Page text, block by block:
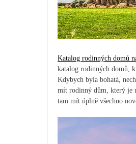
Katalog rodinných domů
katalog rodinných domů,
Kdybych byla bohatá,
mít rodinný dům, který je
tam mít úplně všechno